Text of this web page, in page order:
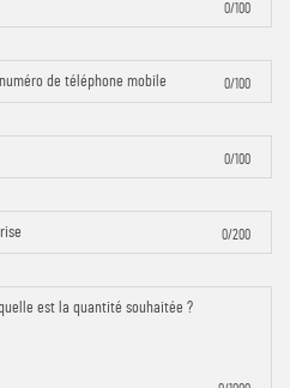
0/100
0/100
0/100
0/200